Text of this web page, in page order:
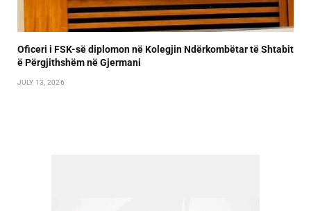
Oficeri i FSK-së diplomon në Kolegjin Ndërkombëtar të Shtabit
ë Përgjithshëm në Gjermani
JULY 13, 2026